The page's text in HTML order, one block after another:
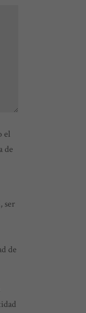
el
de
ser
de